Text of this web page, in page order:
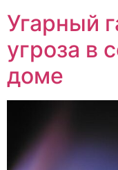
Угарный
угроза в
доме